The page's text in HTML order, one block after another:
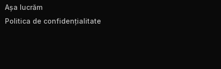
Aşa lucrăm
Politica de confidenţialitate